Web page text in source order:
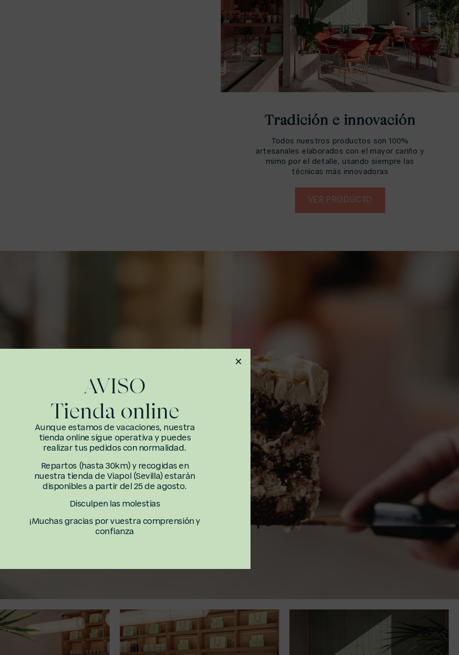
Tradición e innovación
Todos nuestros productos son 100%
artesanales elaborados con el mayor cariño y
mimo por el detalle, usando siempre las
técnicas más innovadoras
VER PRODUCTO
AVISO
Tienda online
Aunque estamos de vacaciones, nuestra
tienda online sigue operativa y puedes
realizar tus pedidos con normalidad.
Repartos (hasta 30km) y recogidas en
nuestra tienda de Viapol (Sevilla) estarán
disponibles a partir del 25 de agosto.
Disculpen las molestias
¡Muchas gracias por vuestra comprensión y
confianza